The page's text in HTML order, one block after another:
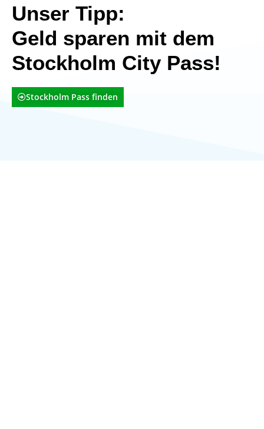
Unser Tipp:
Geld sparen mit dem
Stockholm City Pass!
Stockholm Pass finden